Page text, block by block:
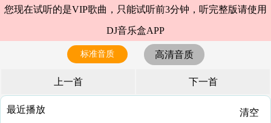
您现在试听的是VIP歌曲，只能试听前3分钟，听完整版请使用
DJ音乐盒APP
标准音质 高清音质
上一首 下一首
最近播放 清空